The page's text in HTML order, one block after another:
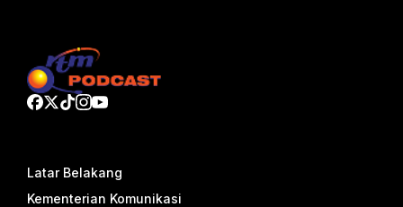
Latar Belakang
Kementerian Komunikasi